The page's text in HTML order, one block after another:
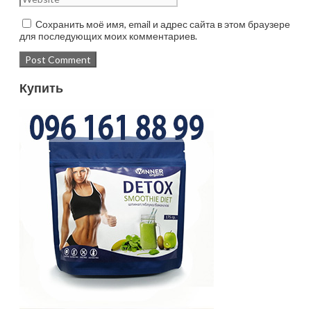
Сохранить моё имя, email и адрес сайта в этом браузере
для последующих моих комментариев.
Купить